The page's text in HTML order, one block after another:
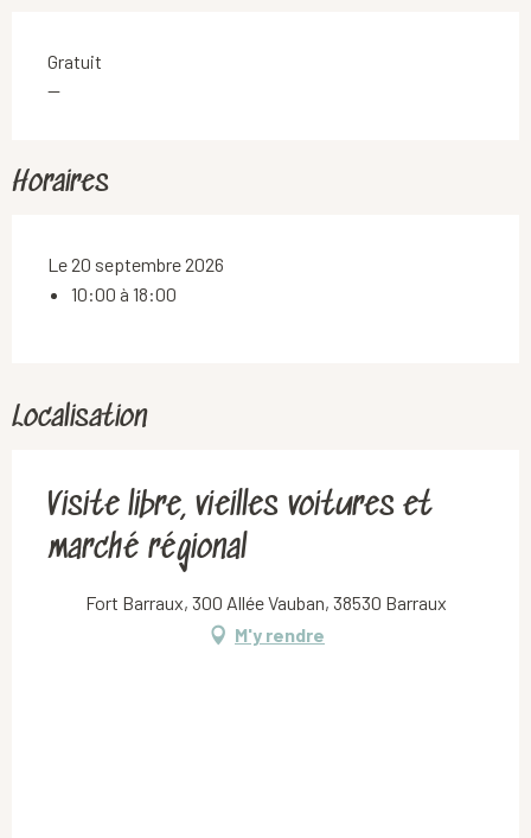
Gratuit
—
Horaires
Le 20 septembre 2026
10:00 à 18:00
Localisation
Visite libre, vieilles voitures et
marché régional
Fort Barraux, 300 Allée Vauban, 38530 Barraux
M'y rendre